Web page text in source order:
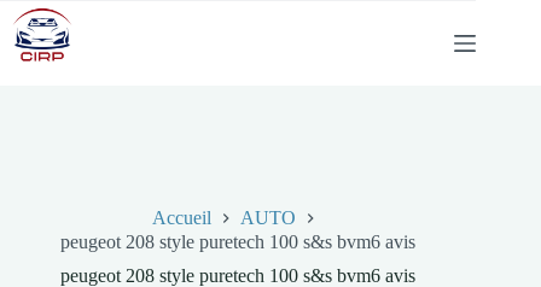
Passer
au
contenu
Accueil
AUTO
peugeot 208 style puretech 100 s&s bvm6 avis
peugeot 208 style puretech 100 s&s bvm6 avis